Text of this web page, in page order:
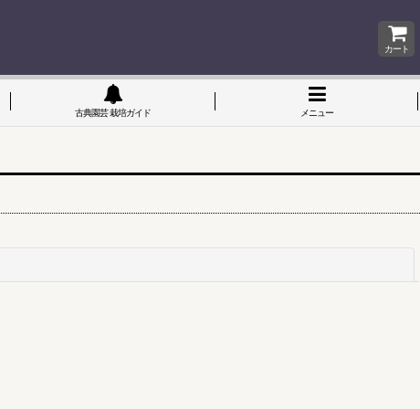
カート
古典園芸 栽培ガイド メニュー